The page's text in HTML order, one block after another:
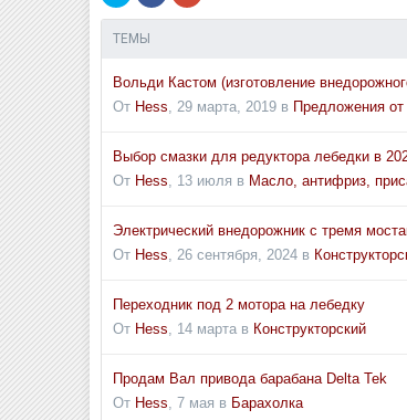
ТЕМЫ
Вольди Кастом (изготовление
От Hess, 29 марта, 2019в Предложения от
Выбор смазки для редуктора лебедки в
От Hess, 13 июля в Масло, антифриз,
Электрический внедорожник с тремя
От Hess, 26 сентября, 2024в
Переходник под 2 мотора на лебедку
От Hess, 14 мартав Конструкторский
Продам Вал привода барабана Delta Tek
От Hess, 7 мая в Барахолка